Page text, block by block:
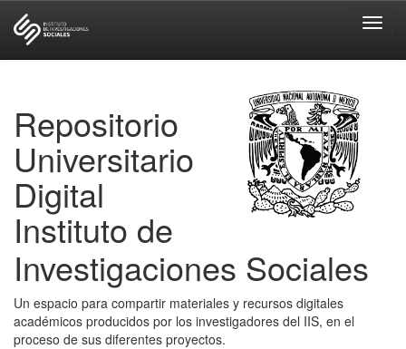
Repositorio
Universitario
Digital
Instituto de
Investigaciones Sociales
Un espacio para compartir materiales y recursos digitales
académicos producidos por los investigadores del IIS, en el
proceso de sus diferentes proyectos.